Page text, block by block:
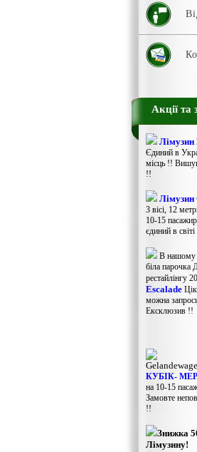
Акції
Лімузин
Єдиний в
місць !!
!!
Лімузин
3 вісі, 12
10-15
єдиний в
В нашому
біла парочка
рестайлінгу
Escalade
можна
Ексклюзив !!
КУБІК-
на 10-15
Замовте
!!
Знижка
Лімузину!